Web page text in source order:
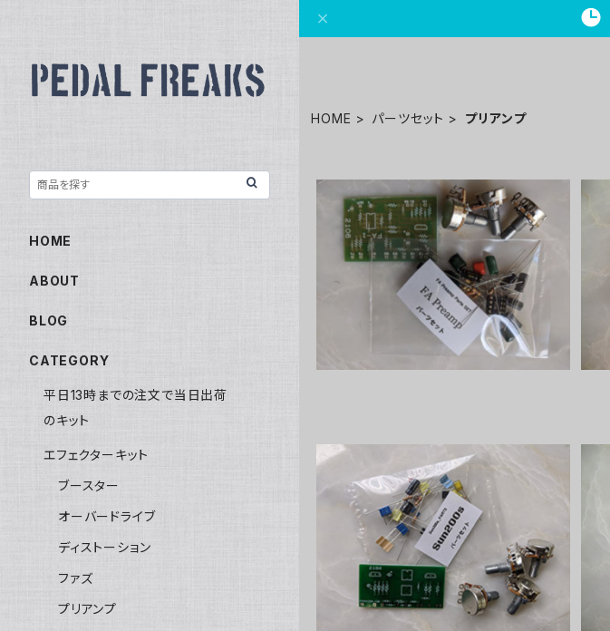
HOME パーツセット プリアンプ
FA-Preampパーツセット
¥2,200
Sun200sパーツセット
¥2,000
HOME
ABOUT
BLOG
CATEGORY
平日13時までの注文で当日出荷
のキット
エフェクターキット
ブースター
オーバードライブ
ディストーション
ファズ
プリアンプ